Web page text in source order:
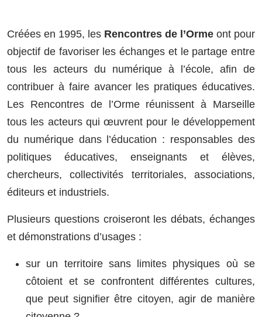
Créées en 1995, les Rencontres de l’Orme ont pour
objectif de favoriser les échanges et le partage entre
tous les acteurs du numérique à l’école, afin de
contribuer à faire avancer les pratiques éducatives.
Les Rencontres de l’Orme réunissent à Marseille
tous les acteurs qui œuvrent pour le développement
du numérique dans l’éducation : responsables des
politiques éducatives, enseignants et élèves,
chercheurs, collectivités territoriales, associations,
éditeurs et industriels.
Plusieurs questions croiseront les débats, échanges
et démonstrations d’usages :
sur un territoire sans limites physiques où se
côtoient et se confrontent différentes cultures,
que peut signifier être citoyen, agir de manière